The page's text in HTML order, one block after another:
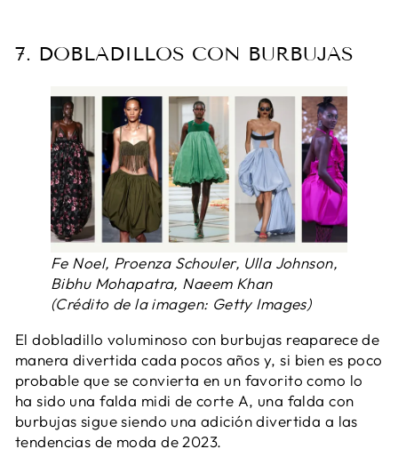
7. DOBLADILLOS CON BURBUJAS
Fe Noel, Proenza Schouler, Ulla Johnson,
Bibhu Mohapatra, Naeem Khan
(Crédito de la imagen: Getty Images)
El dobladillo voluminoso con burbujas reaparece de
manera divertida cada pocos años y, si bien es poco
probable que se convierta en un favorito como lo
ha sido una falda midi de corte A, una falda con
burbujas sigue siendo una adición divertida a las
tendencias de moda de 2023.